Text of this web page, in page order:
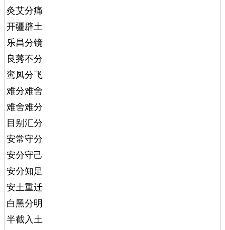
灸艾分痛
开疆辟土
乐昌分镜
良莠不分
鸾凤分飞
难分难舍
难舍难分
目别汇分
安常守分
安分守己
安分知足
安土重迁
白黑分明
半截入土